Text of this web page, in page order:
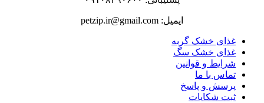
ایمیل: petzip.ir@gmail.com
غذای خشک گربه
غذای خشک سگ
شرایط و قوانین
تماس با ما
پرسش و پاسخ
ثبت شکایات